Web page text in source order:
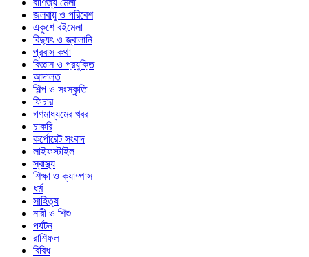
জলবায়ু ও পরিবেশ
একুশে বইমেলা
বিদ্যুৎ ও জ্বালানি
প্রবাস কথা
বিজ্ঞান ও প্রযুক্তি
আদালত
শিল্প ও সংস্কৃতি
ফিচার
গণমাধ্যমের খবর
চাকরি
কর্পোরেট সংবাদ
লাইফস্টাইল
স্বাস্থ্য
শিক্ষা ও ক্যাম্পাস
ধর্ম
সাহিত্য
নারী ও শিশু
পর্যটন
রাশিফল
বিবিধ